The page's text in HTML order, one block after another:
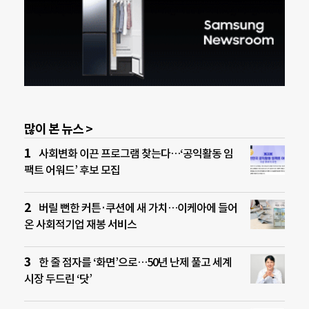
많이 본 뉴스 >
사회변화 이끈 프로그램 찾는다…‘공익활동 임
팩트 어워드’ 후보 모집
버릴 뻔한 커튼·쿠션에 새 가치…이케아에 들어
온 사회적기업 재봉 서비스
한 줄 점자를 ‘화면’으로…50년 난제 풀고 세계
시장 두드린 ‘닷’